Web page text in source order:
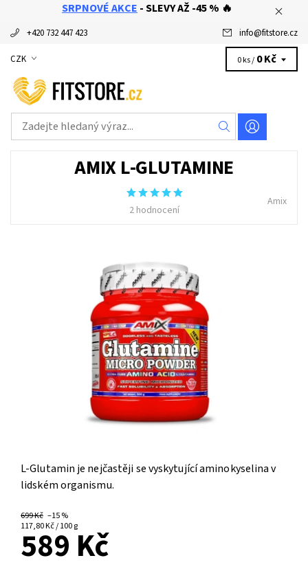
SRPNOVÉ AKCE - SLEVY AŽ -45 % 🔥
+420 732 447 423 info@fitstore.cz
CZK 0 ks / 0 Kč
AMIX L-GLUTAMINE
2 hodnocení
Amix
L-Glutamin je nejčastěji se vyskytující aminokyselina v
lidském organismu.
699 Kč –15 %
117,80 Kč / 100 g
589 Kč